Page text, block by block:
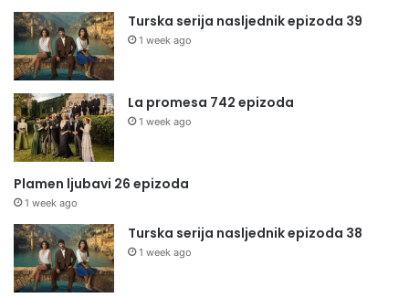
Turska serija nasljednik epizoda 39
1 week ago
La promesa 742 epizoda
1 week ago
Plamen ljubavi 26 epizoda
1 week ago
Turska serija nasljednik epizoda 38
1 week ago